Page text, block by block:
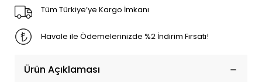
Tüm Türkiye’ye Kargo İmkanı
Havale ile Ödemelerinizde %2 İndirim Fırsatı!
Ürün Açıklaması